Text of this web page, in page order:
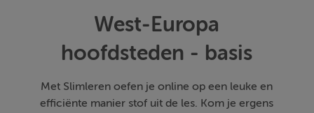
West-Europa
hoofdsteden - basis
Met Slimleren oefen je online op een leuke en
efficiënte manier stof uit de les. Kom je ergens